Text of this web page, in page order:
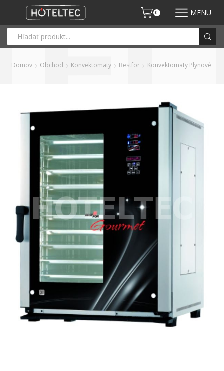
0 MENU
Domov Obchod Konvektomaty Bestfor Konvektomaty Plynové